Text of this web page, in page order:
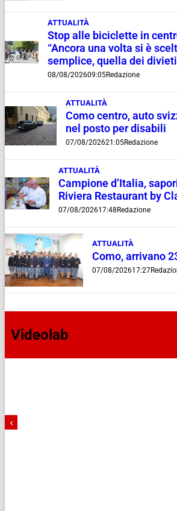
ATTUALITÀ
Stop alle biciclette in
“Ancora una volta si è
semplice, quella dei
08/08/202609:05Redazione
ATTUALITÀ
Como centro, auto
nel posto per disabili
07/08/202621:05Redazione
ATTUALITÀ
Campione d’Italia,
Riviera Restaurant by
07/08/202617:48 Redazione
ATTUALITÀ
Como, arrivano
07/08/202617:27
Videolab
‹